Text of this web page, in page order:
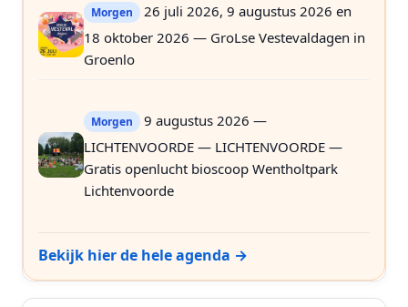
Morgen
26 juli 2026, 9 augustus 2026 en
18 oktober 2026 — GroLse Vestevaldagen in
Groenlo
Morgen
9 augustus 2026 —
LICHTENVOORDE — LICHTENVOORDE —
Gratis openlucht bioscoop Wentholtpark
Lichtenvoorde
Bekijk hier de hele agenda →